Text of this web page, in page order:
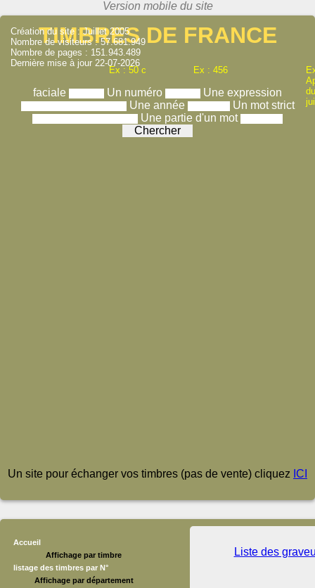
TIMBRES DE FRANCE
Ex : 50 c Ex : 456
faciale Un numéro
Une expression
Une année
Un mot strict
Une partie d'un mot
Création du site : Juillet 2005
Nombre de visiteurs : 57.681.949
Nombre de pages : 151.943.489
Dernière mise à jour 22-07-2026
Un site pour échanger vos timbres (pas de vente) cliquez ICI
Accueil
Affichage par timbre
listage des timbres par N°
Affichage par département
Liste des